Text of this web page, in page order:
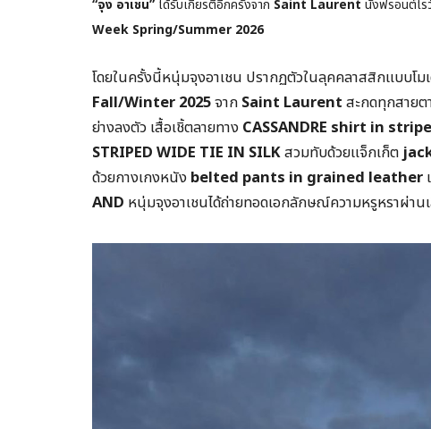
“จุง อาเชน”ได้รับเกียรติอีกครั้งจาก Saint Laurent นั่งฟรอนต์โร
Week Spring/Summer 2026
โดยในครั้งนี้หนุ่มจุงอาเชน ปรากฏตัวในลุคคลาสสิกแบบโ
Fall/Winter 2025จาก Saint Laurent สะกดทุกสาย
ย่างลงตัว เสื้อเชิ้ตลายทาง CASSANDRE shirt in
STRIPED WIDE TIE IN SILKสวมทับด้วยแจ็กเก็ต
ด้วยกางเกงหนัง belted pants in grained leather
AND หนุ่มจุงอาเชนได้ถ่ายทอดเอกลักษณ์ความหรูหราผ่าน